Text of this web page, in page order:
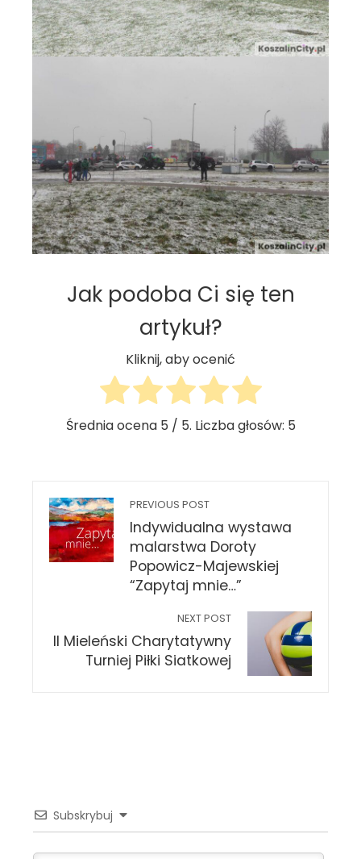
Jak podoba Ci się ten
artykuł?
Kliknij, aby ocenić
Średnia ocena 5 / 5. Liczba głosów: 5
PREVIOUS POST
Indywidualna wystawa
malarstwa Doroty
Popowicz-Majewskiej
“Zapytaj mnie…”
NEXT POST
II Mieleński Charytatywny
Turniej Piłki Siatkowej
Subskrybuj